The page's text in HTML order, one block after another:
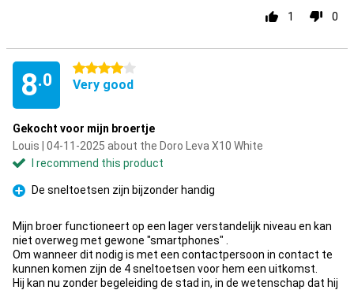
1 0
8.0
4 stars
Very good
Gekocht voor mijn broertje
Louis | 04-11-2025 about the Doro Leva X10 White
I recommend this product
Pro
De sneltoetsen zijn bijzonder handig
Mijn broer functioneert op een lager verstandelijk niveau en kan
niet overweg met gewone "smartphones" .
Om wanneer dit nodig is met een contactpersoon in contact te
kunnen komen zijn de 4 sneltoetsen voor hem een uitkomst.
Hij kan nu zonder begeleiding de stad in, in de wetenschap dat hij